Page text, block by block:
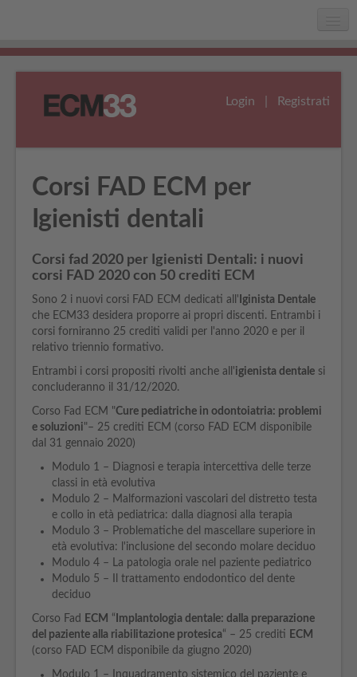
Home
Assistenza
Login Registrati
Corsi FAD ECM per
Igienisti dentali
Corsi fad 2020 per Igienisti Dentali: i nuovi
corsi FAD 2020 con 50 crediti ECM
Sono 2 i nuovi corsi FAD ECM dedicati all' Iginista Dentale
che ECM33 desidera proporre ai propri discenti. Entrambi i
corsi forniranno 25 crediti validi per l'anno 2020 e per il
relativo triennio formativo.
Entrambi i corsi propositi rivolti anche all'igienista dentale si
concluderanno il 31/12/2020.
Corso Fad ECM "Cure pediatriche in odontoiatria: problemi
e soluzioni"– 25 crediti ECM (corso FAD ECM disponibile
dal 31 gennaio 2020)
Modulo 1 – Diagnosi e terapia intercettiva delle terze
classi in età evolutiva
Modulo 2 – Malformazioni vascolari del distretto testa
e collo in età pediatrica: dalla diagnosi alla terapia
Modulo 3 – Problematiche del mascellare superiore in
età evolutiva: l'inclusione del secondo molare deciduo
Modulo 4 – La patologia orale nel paziente pediatrico
Modulo 5 – Il trattamento endodontico del dente
deciduo
Corso Fad ECM “ Implantologia dentale: dalla preparazione
del paziente alla riabilitazione protesica“ – 25 crediti ECM
(corso FAD ECM disponibile da giugno 2020)
Modulo 1 – Inquadramento sistemico del paziente e